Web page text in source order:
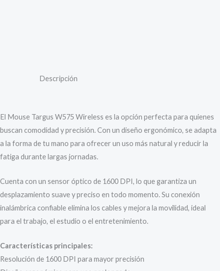
Descripción
El Mouse Targus W575 Wireless es la opción perfecta para quienes
buscan comodidad y precisión. Con un diseño ergonómico, se adapta
a la forma de tu mano para ofrecer un uso más natural y reducir la
fatiga durante largas jornadas.
Cuenta con un sensor óptico de 1600 DPI, lo que garantiza un
desplazamiento suave y preciso en todo momento. Su conexión
inalámbrica confiable elimina los cables y mejora la movilidad, ideal
para el trabajo, el estudio o el entretenimiento.
Características principales:
Resolución de 1600 DPI para mayor precisión